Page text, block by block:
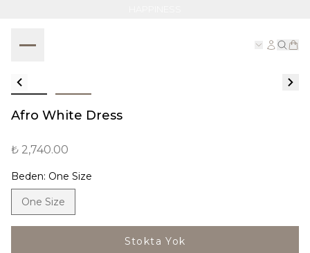
Afro White Dress
₺ 2,740.00
Beden: One Size
One Size
Stokta Yok